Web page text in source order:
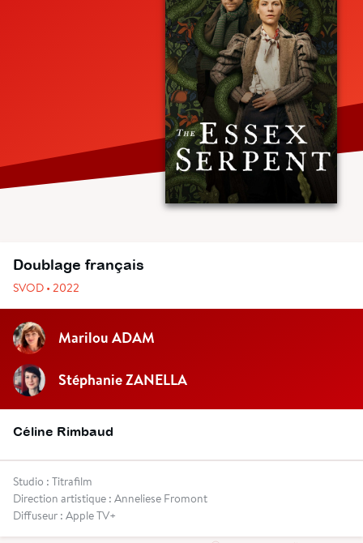
Doublage français
SVOD • 2022
Marilou ADAM
Stéphanie ZANELLA
Céline Rimbaud
Studio : Titrafilm
Direction artistique : Anneliese Fromont
Diffuseur : Apple TV+